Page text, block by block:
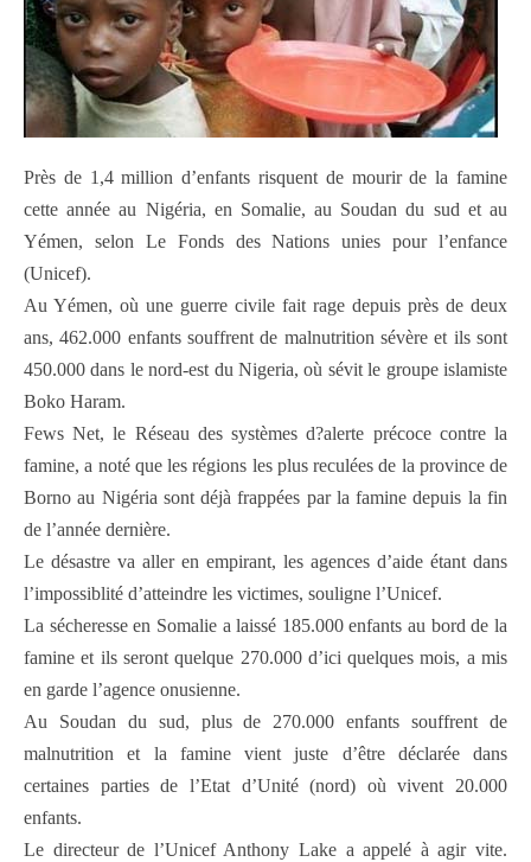
Près de 1,4 million d’enfants risquent de mourir de la famine
cette année au Nigéria, en Somalie, au Soudan du sud et au
Yémen, selon Le Fonds des Nations unies pour l’enfance
(Unicef).
Au Yémen, où une guerre civile fait rage depuis près de deux
ans, 462.000 enfants souffrent de malnutrition sévère et ils sont
450.000 dans le nord-est du Nigeria, où sévit le groupe islamiste
Boko Haram.
Fews Net, le Réseau des systèmes d?alerte précoce contre la
famine, a noté que les régions les plus reculées de la province de
Borno au Nigéria sont déjà frappées par la famine depuis la fin
de l’année dernière.
Le désastre va aller en empirant, les agences d’aide étant dans
l’impossiblité d’atteindre les victimes, souligne l’Unicef.
La sécheresse en Somalie a laissé 185.000 enfants au bord de la
famine et ils seront quelque 270.000 d’ici quelques mois, a mis
en garde l’agence onusienne.
Au Soudan du sud, plus de 270.000 enfants souffrent de
malnutrition et la famine vient juste d’être déclarée dans
certaines parties de l’Etat d’Unité (nord) où vivent 20.000
enfants.
Le directeur de l’Unicef Anthony Lake a appelé à agir vite.